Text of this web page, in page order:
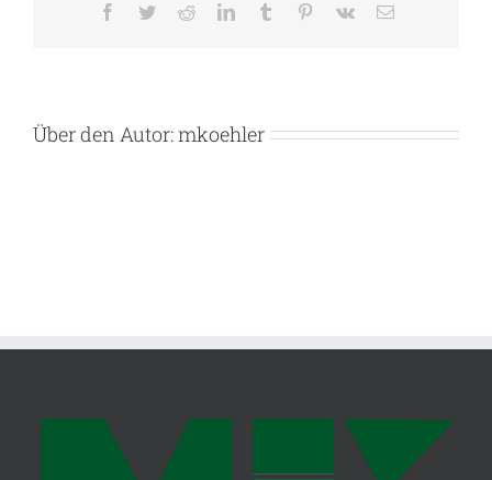
Facebook
TwitterRedditLinkedInTumblr Pinterest
Vk
E-
Über den Autor:mkoehler